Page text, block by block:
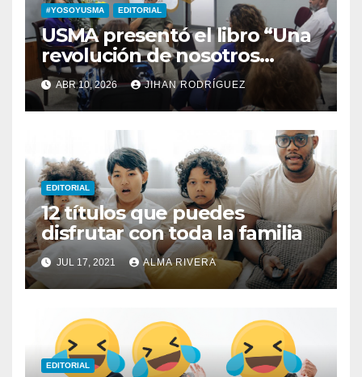
#YOSOYUSMA EDITORIAL
USMA presentó el libro “Una
revolución de nosotros
mismos: La vida como
comunión” de Luigi Giusani
ABR 10, 2026 JIHAN RODRÍGUEZ
EDITORIAL
12 títulos que puedes
disfrutar con toda la familia
JUL 17, 2021 ALMA RIVERA
EDITORIAL